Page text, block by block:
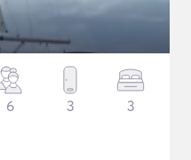
6 3 3